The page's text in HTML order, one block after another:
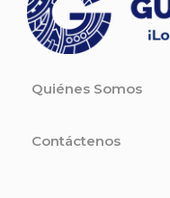
Quiénes Somos
Contáctenos